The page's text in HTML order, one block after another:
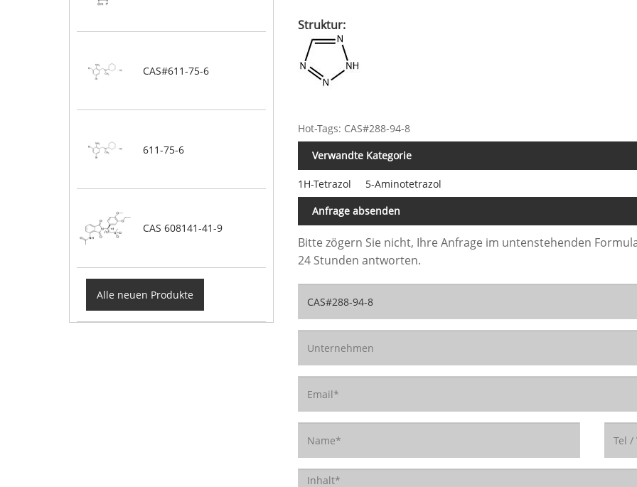
CAS#611-75-6
611-75-6
CAS 608141-41-9
Alle neuen Produkte
Struktur:
Hot-Tags: CAS#288-94-8
Verwandte Kategorie
1H-Tetrazol 5-Aminotetrazol
Anfrage absenden
Bitte zögern Sie nicht, Ihre Anfrage im untenstehenden
24 Stunden antworten.